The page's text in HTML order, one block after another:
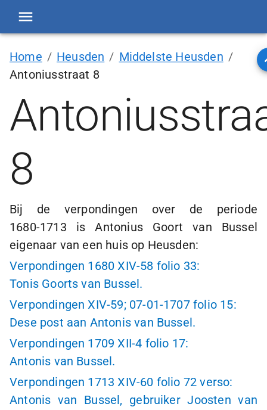
Home / Heusden / Middelste Heusden /
Antoniusstraat 8
8
Bij de verpondingen over de periode
1680-1713 is Antonius Goort van Bussel
eigenaar van een huis op Heusden:
Verpondingen 1680 XIV-58 folio 33:
Tonis Goorts van Bussel.
Verpondingen XIV-59; 07-01-1707folio 15:
Dese post aan Antonis van Bussel.
Verpondingen 1709 XII-4 folio 17:
Antonis van Bussel.
Verpondingen 1713 XIV-60 folio 72 verso:
Antonis van Bussel, gebruiker Joosten van